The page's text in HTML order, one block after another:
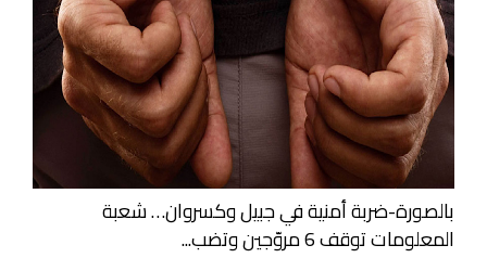
بالصورة-ضربة أمنية في جبيل وكسروان… شعبة
المعلومات توقف 6 مروّجين وتضب...